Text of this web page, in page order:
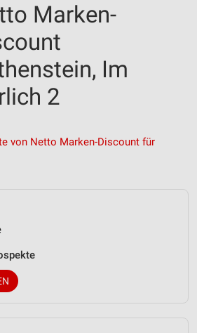
Marken-
Im
2
von Netto Marken-Discount für